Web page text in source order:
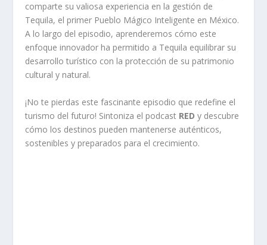
comparte su valiosa experiencia en la gestión de
Tequila, el primer Pueblo Mágico Inteligente en México.
A lo largo del episodio, aprenderemos cómo este
enfoque innovador ha permitido a Tequila equilibrar su
desarrollo turístico con la protección de su patrimonio
cultural y natural.
¡No te pierdas este fascinante episodio que redefine el
turismo del futuro! Sintoniza el podcast RED y descubre
cómo los destinos pueden mantenerse auténticos,
sostenibles y preparados para el crecimiento.